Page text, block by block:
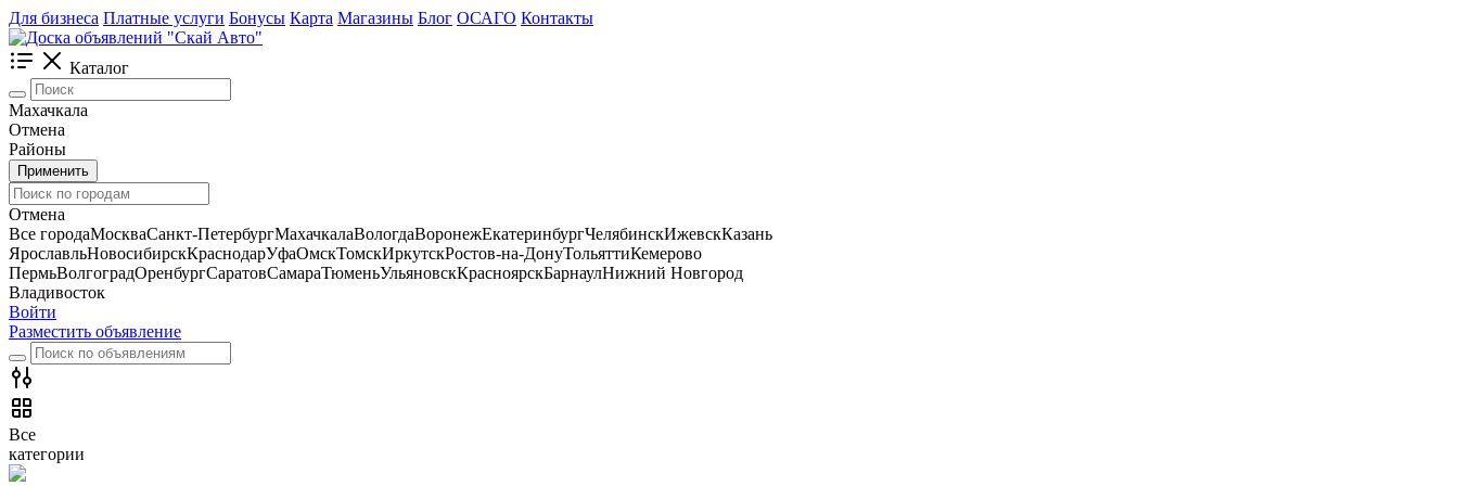
Для бизнеса Платные услуги Бонусы Карта Магазины Блог ОСАГО Контакты
Каталог
Махачкала
Отмена
Районы
Применить
Отмена
Все городаМоскваСанкт-ПетербургМахачкалаВологдаВоронежЕкатеринбургЧелябинскИжевскКазань
ЯрославльНовосибирскКраснодарУфаОмскТомскИркутскРостов-на-ДонуТольяттиКемерово
ПермьВолгоградОренбургСаратовСамараТюменьУльяновскКрасноярскБарнаулНижний Новгород
Владивосток
Войти
Разместить объявление
Все
категории